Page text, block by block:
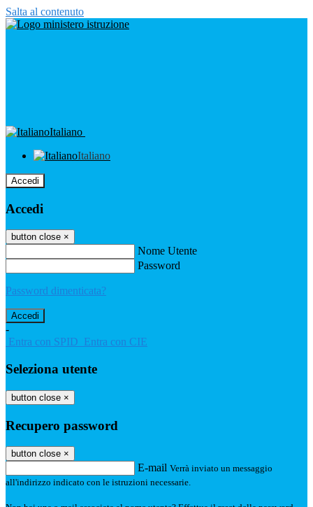
Salta al contenuto
Italiano
Italiano
Accedi
Accedi
button close ×
Nome Utente
Password
Password dimenticata?
-
Entra con SPID Entra con CIE
Seleziona utente
button close ×
Recupero password
button close ×
E-mail Verrà inviato un messaggio
all'indirizzo indicato con le istruzioni necessarie.